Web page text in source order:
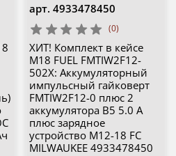
арт. 4933478450
(0)
ХИТ! Комплект в кейсе
M18 FUEL FMTIW2F12-
502X: Аккумуляторный
импульсный гайковерт
FMTIW2F12-0 плюс 2
аккумулятора B5 5.0 А
плюс зарядное
устройство M12-18 FC
MILWAUKEE 4933478450